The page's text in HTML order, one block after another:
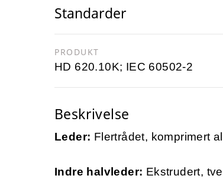
Standarder
PRODUKT
HD 620.10K; IEC 60502-2
Beskrivelse
Leder: Flertrådet, komprimert
Indre halvleder: Ekstrudert,